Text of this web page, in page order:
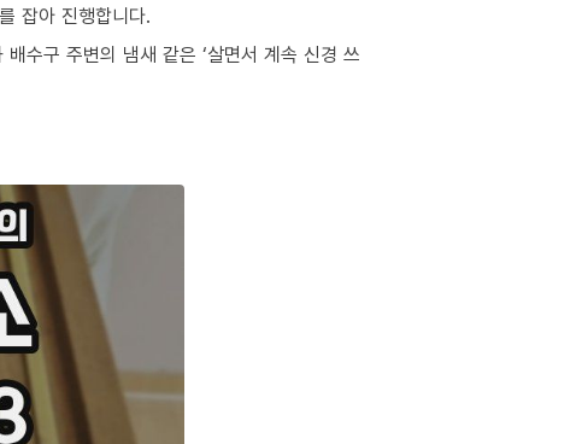
잡아 진행합니다.
수구 주변의 냄새 같은 ‘살면서 계속 신경 쓰